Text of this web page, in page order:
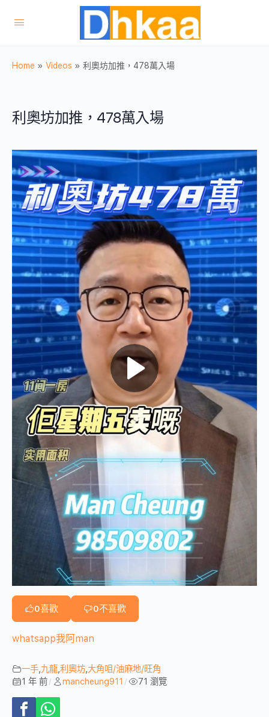
Home » Videos » 利奧坊加推，478萬入場
利奧坊加推，478萬入場
0喜歡 0不喜歡
whatsapp我阿man
一手 九龍 利奧坊 大角咀/油麻地/旺角
1 年 前 / mancheung911 / 71 瀏覽